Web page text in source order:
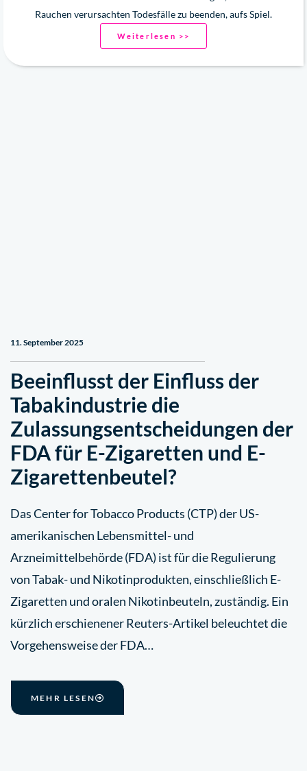
Rauchen verursachten Todesfälle zu beenden, aufs Spiel.
Weiterlesen >>
11. September 2025
Beeinflusst der Einfluss der
Tabakindustrie die
Zulassungsentscheidungen der
FDA für E-Zigaretten und E-
Zigarettenbeutel?
Das Center for Tobacco Products (CTP) der US-
amerikanischen Lebensmittel- und
Arzneimittelbehörde (FDA) ist für die Regulierung
von Tabak- und Nikotinprodukten, einschließlich E-
Zigaretten und oralen Nikotinbeuteln, zuständig. Ein
kürzlich erschienener Reuters-Artikel beleuchtet die
Vorgehensweise der FDA…
MEHR LESEN